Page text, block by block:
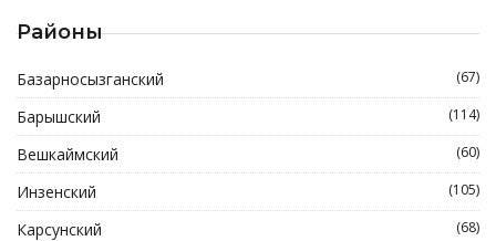
Районы
Базарносызганский (67)
Барышский (114)
Вешкаймский (60)
Инзенский (105)
Карсунский (68)